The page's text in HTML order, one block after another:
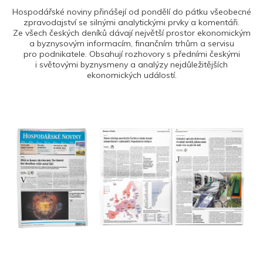
Hospodářské noviny přinášejí od pondělí do pátku všeobecné
zpravodajství se silnými analytickými prvky a komentáři.
Ze všech českých deníků dávají největší prostor ekonomickým
a byznysovým informacím, finančním trhům a servisu
pro podnikatele. Obsahují rozhovory s předními českými
i světovými byznysmeny a analýzy nejdůležitějších
ekonomických událostí.